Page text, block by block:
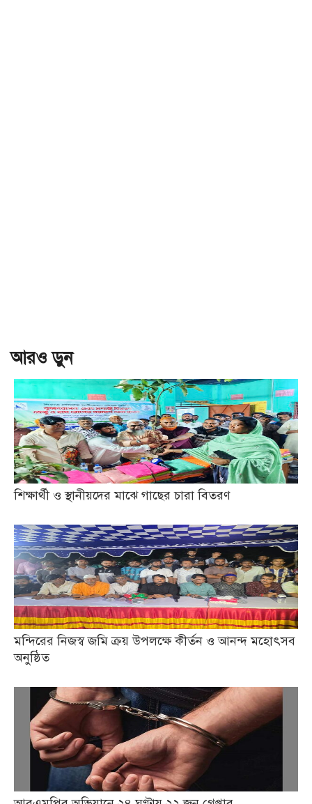
আরও ড়ুন
শিক্ষার্থী ও স্থানীয়দের মাঝে গাছের চারা বিতরণ
মন্দিরের নিজস্ব জমি ক্রয় উপলক্ষে কীর্তন ও আনন্দ মহোৎসব
অনুষ্ঠিত